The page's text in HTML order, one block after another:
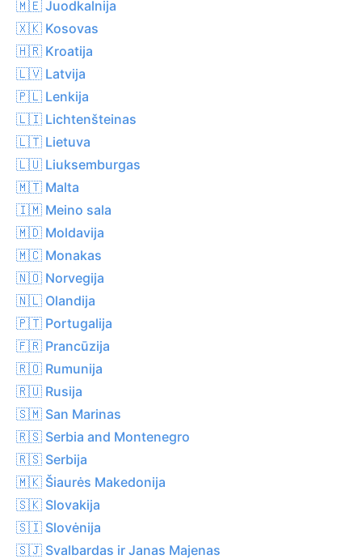
🇲🇪 Juodkalnija
🇽🇰 Kosovas
🇭🇷 Kroatija
🇱🇻 Latvija
🇵🇱 Lenkija
🇱🇮 Lichtenšteinas
🇱🇹 Lietuva
🇱🇺 Liuksemburgas
🇲🇹 Malta
🇮🇲 Meino sala
🇲🇩 Moldavija
🇲🇨 Monakas
🇳🇴 Norvegija
🇳🇱 Olandija
🇵🇹 Portugalija
🇫🇷 Prancūzija
🇷🇴 Rumunija
🇷🇺 Rusija
🇸🇲 San Marinas
🇷🇸 Serbia and Montenegro
🇷🇸 Serbija
🇲🇰 Šiaurės Makedonija
🇸🇰 Slovakija
🇸🇮 Slovėnija
🇸🇯 Svalbardas ir Janas Majenas